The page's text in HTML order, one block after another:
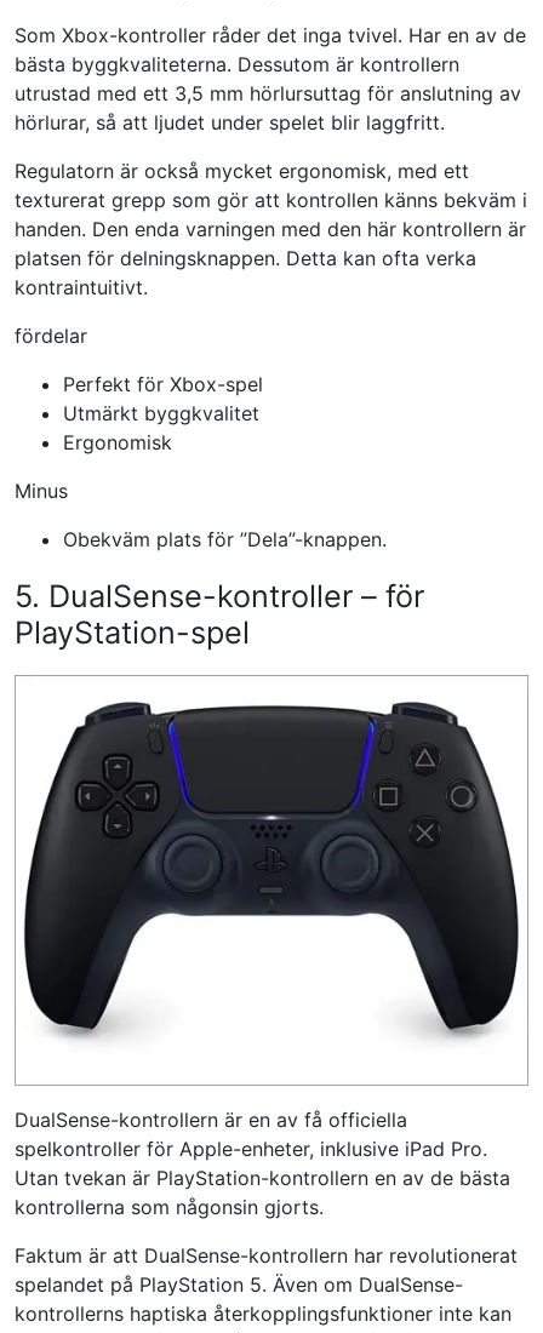
Som Xbox-kontroller råder det inga tvivel. Har en av de
bästa byggkvaliteterna. Dessutom är kontrollern
utrustad med ett 3,5 mm hörlursuttag för anslutning av
hörlurar, så att ljudet under spelet blir laggfritt.
Regulatorn är också mycket ergonomisk, med ett
texturerat grepp som gör att kontrollen känns bekväm i
handen. Den enda varningen med den här kontrollern är
platsen för delningsknappen. Detta kan ofta verka
kontraintuitivt.
fördelar
Perfekt för Xbox-spel
Utmärkt byggkvalitet
Ergonomisk
Minus
Obekväm plats för ”Dela”-knappen.
5. DualSense-kontroller – för
PlayStation-spel
DualSense-kontrollern är en av få officiella
spelkontroller för Apple-enheter, inklusive iPad Pro.
Utan tvekan är PlayStation-kontrollern en av de bästa
kontrollerna som någonsin gjorts.
Faktum är att DualSense-kontrollern har revolutionerat
spelandet på PlayStation 5. Även om DualSense-
kontrollerns haptiska återkopplingsfunktioner inte kan